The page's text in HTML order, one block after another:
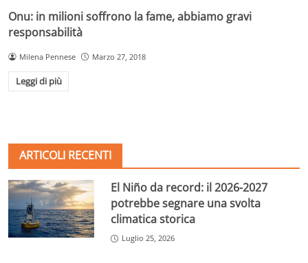
Onu: in milioni soffrono la fame, abbiamo gravi
responsabilità
Milena Pennese Marzo 27, 2018
Leggi di più
ARTICOLI RECENTI
El Niño da record: il 2026-2027
potrebbe segnare una svolta
climatica storica
Luglio 25, 2026